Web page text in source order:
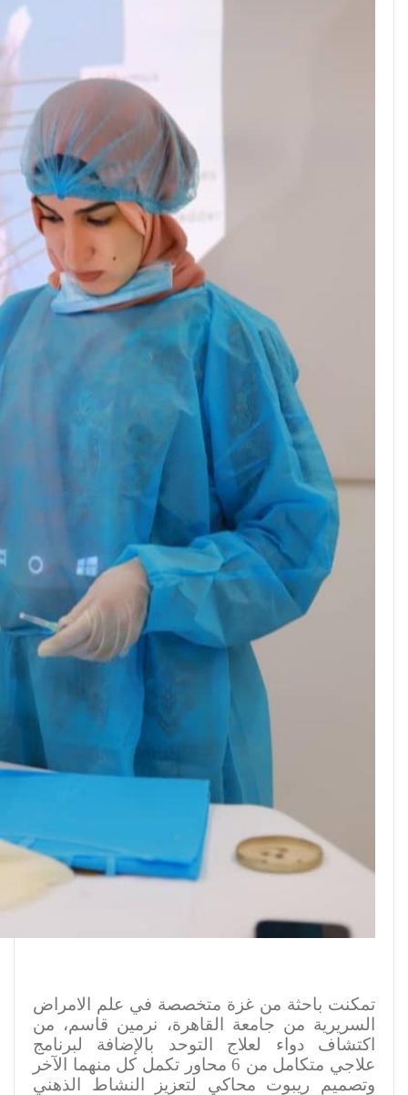
تمكنت باحثة من غزة متخصصة في علم الامراض
السريرية من جامعة القاهرة، نرمين قاسم، من
اكتشاف دواء لعلاج التوحد بالإضافة لبرنامج
علاجي متكامل من 6 محاور تكمل كل منهما الآخر
وتصميم ريبوت محاكي لتعزيز النشاط الذهني